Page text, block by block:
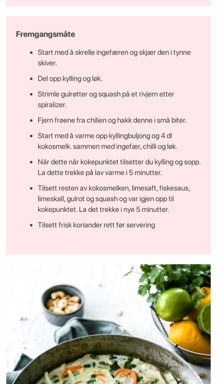
Fremgangsmåte
Start med å skrelle ingefæren og skjær den i tynne
skiver.
Del opp kylling og løk.
Strimle gulrøtter og squash på et rivjern etter
spiralizer.
Fjern frøene fra chilien og hakk denne i små biter.
Start med å varme opp kyllingbuljong og 4 dl
kokosmelk. sammen med ingefær, chilli og løk.
Når dette når kokepunktet tilsetter du kylling og sopp.
La dette trekke på lav varme i 5 minutter.
Tilsett resten av kokosmelken, limesaft, fiskesaus,
limeskall, gulrot og squash og var igjen opp til
kokepunktet. La det trekke i nye 5 minutter.
Tilsett frisk koriander rett før servering